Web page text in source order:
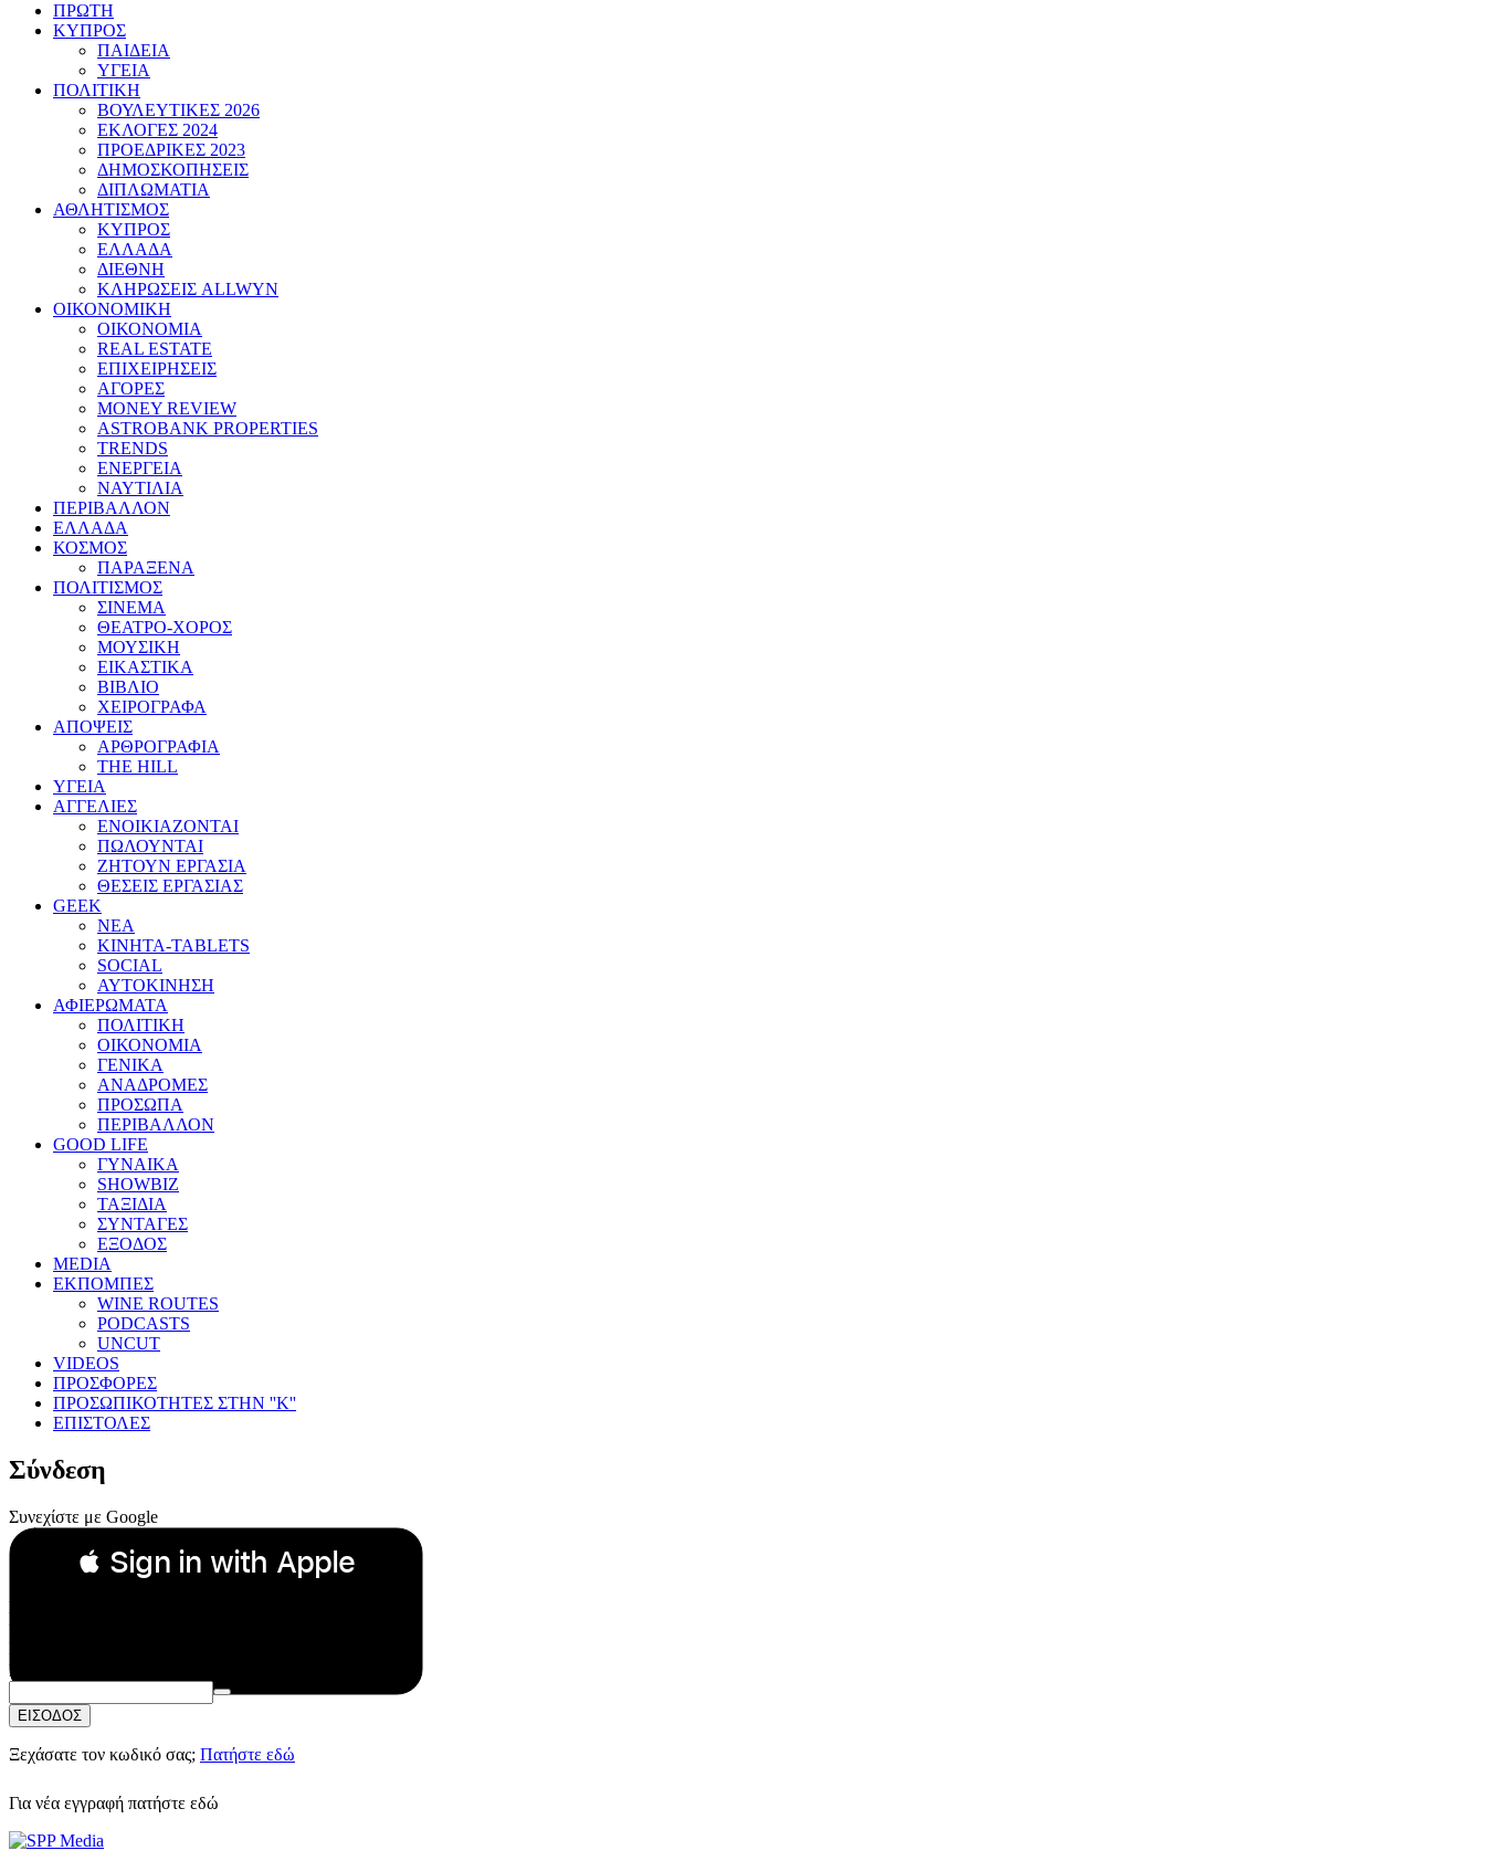
ΠΡΩΤΗ
ΚΥΠΡΟΣ
ΠΑΙΔΕΙΑ
ΥΓΕΙΑ
ΠΟΛΙΤΙΚΗ
ΒΟΥΛΕΥΤΙΚΕΣ 2026
ΕΚΛΟΓΕΣ 2024
ΠΡΟΕΔΡΙΚΕΣ 2023
ΔΗΜΟΣΚΟΠΗΣΕΙΣ
ΔΙΠΛΩΜΑΤΙΑ
ΑΘΛΗΤΙΣΜΟΣ
ΚΥΠΡΟΣ
ΕΛΛΑΔΑ
ΔΙΕΘΝΗ
ΚΛΗΡΩΣΕΙΣ ALLWYN
ΟΙΚΟΝΟΜΙΚΗ
ΟΙΚΟΝΟΜΙΑ
REAL ESTATE
ΕΠΙΧΕΙΡΗΣΕΙΣ
ΑΓΟΡΕΣ
MONEY REVIEW
ASTROBANK PROPERTIES
TRENDS
ΕΝΕΡΓΕΙΑ
ΝΑΥΤΙΛΙΑ
ΠΕΡΙΒΑΛΛΟΝ
ΕΛΛΑΔΑ
ΚΟΣΜΟΣ
ΠΑΡΑΞΕΝΑ
ΠΟΛΙΤΙΣΜΟΣ
ΣΙΝΕΜΑ
ΘΕΑΤΡΟ-ΧΟΡΟΣ
ΜΟΥΣΙΚΗ
ΕΙΚΑΣΤΙΚΑ
ΒΙΒΛΙΟ
ΧΕΙΡΟΓΡΑΦΑ
ΑΠΟΨΕΙΣ
ΑΡΘΡΟΓΡΑΦΙΑ
THE HILL
ΥΓΕΙΑ
ΑΓΓΕΛΙΕΣ
ΕΝΟΙΚΙΑΖΟΝΤΑΙ
ΠΩΛΟΥΝΤΑΙ
ΖΗΤΟΥΝ ΕΡΓΑΣΙΑ
ΘΕΣΕΙΣ ΕΡΓΑΣΙΑΣ
GEEK
ΝΕΑ
ΚΙΝΗΤΑ-TABLETS
SOCIAL
ΑΥΤΟΚΙΝΗΣΗ
ΑΦΙΕΡΩΜΑΤΑ
ΠΟΛΙΤΙΚΗ
ΟΙΚΟΝΟΜΙΑ
ΓΕΝΙΚΑ
ΑΝΑΔΡΟΜΕΣ
ΠΡΟΣΩΠΑ
ΠΕΡΙΒΑΛΛΟΝ
GOOD LIFE
ΓΥΝΑΙΚΑ
SHOWBIZ
ΤΑΞΙΔΙΑ
ΣΥΝΤΑΓΕΣ
ΕΞΟΔΟΣ
MEDIA
ΕΚΠΟΜΠΕΣ
WINE ROUTES
PODCASTS
UNCUT
VIDEOS
ΠΡΟΣΦΟΡΕΣ
ΠΡΟΣΩΠΙΚΟΤΗΤΕΣ ΣΤΗΝ ''Κ''
ΕΠΙΣΤΟΛΕΣ
Σύνδεση
Συνεχίστε με Google
 Sign in with Apple
Συνεχίστε με Apple
ή
Email:
Κωδικός Πρόσβασης:
ΕΙΣΟΔΟΣ
Ξεχάσατε τον κωδικό σας; Πατήστε εδώ
Για νέα εγγραφή πατήστε εδώ